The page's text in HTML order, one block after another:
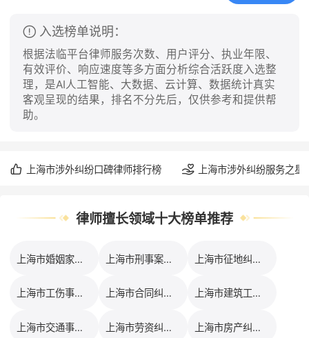
入选榜单说明：
根据法临平台律师服务次数、用户评分、执业年限、
有效评价、响应速度等多方面分析综合活跃度入选整
理，是AI人工智能、大数据、云计算、数据统计真实
客观呈现的结果，排名不分先后，仅供参考和提供帮
助。
上海市涉外纠纷口碑律师排行榜 上海市涉外纠纷服务之星
律师擅长领域十大榜单推荐
上海市婚姻家事律师排行榜 上海市刑事案件律师排行榜 上海市征地纠纷律师排行榜
上海市工伤事故律师排行榜 上海市合同纠纷律师排行榜 上海市建筑工程律师排行榜
上海市交通事故律师排行榜 上海市劳资纠纷律师排行榜 上海市房产纠纷律师排行榜